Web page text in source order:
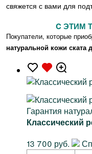
свяжется с вами для
C ЭТИМ
Покупатели, которые
натуральной кожи ската
Гарантия
Классический
13 700 руб.